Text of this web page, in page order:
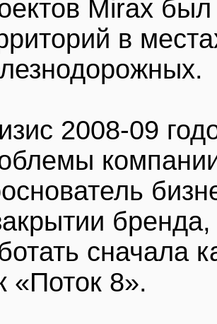
Mirax
в
2008-09
сначала
«Поток 8».